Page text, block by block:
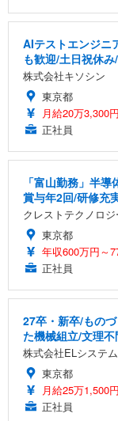
AIテストエンジニ
も歓迎/土日祝休み
株式会社キソシン
東京都
月給20万3,300
正社員
「富山勤務」半
賞与年2回/研修充
クレストテクノロ
東京都
年収600万円～
正社員
27卒・新卒/もの
た機械組立/文理不
株式会社ELシステム
東京都
月給25万1,500
正社員